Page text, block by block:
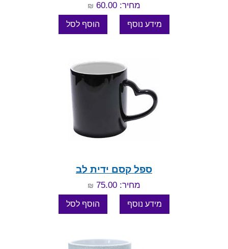
מחיר: 60.00 ₪
ספל קסם ידית לב
מחיר: 75.00 ₪